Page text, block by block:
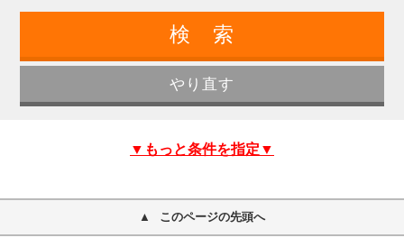
▼もっと条件を指定▼
このページの先頭へ